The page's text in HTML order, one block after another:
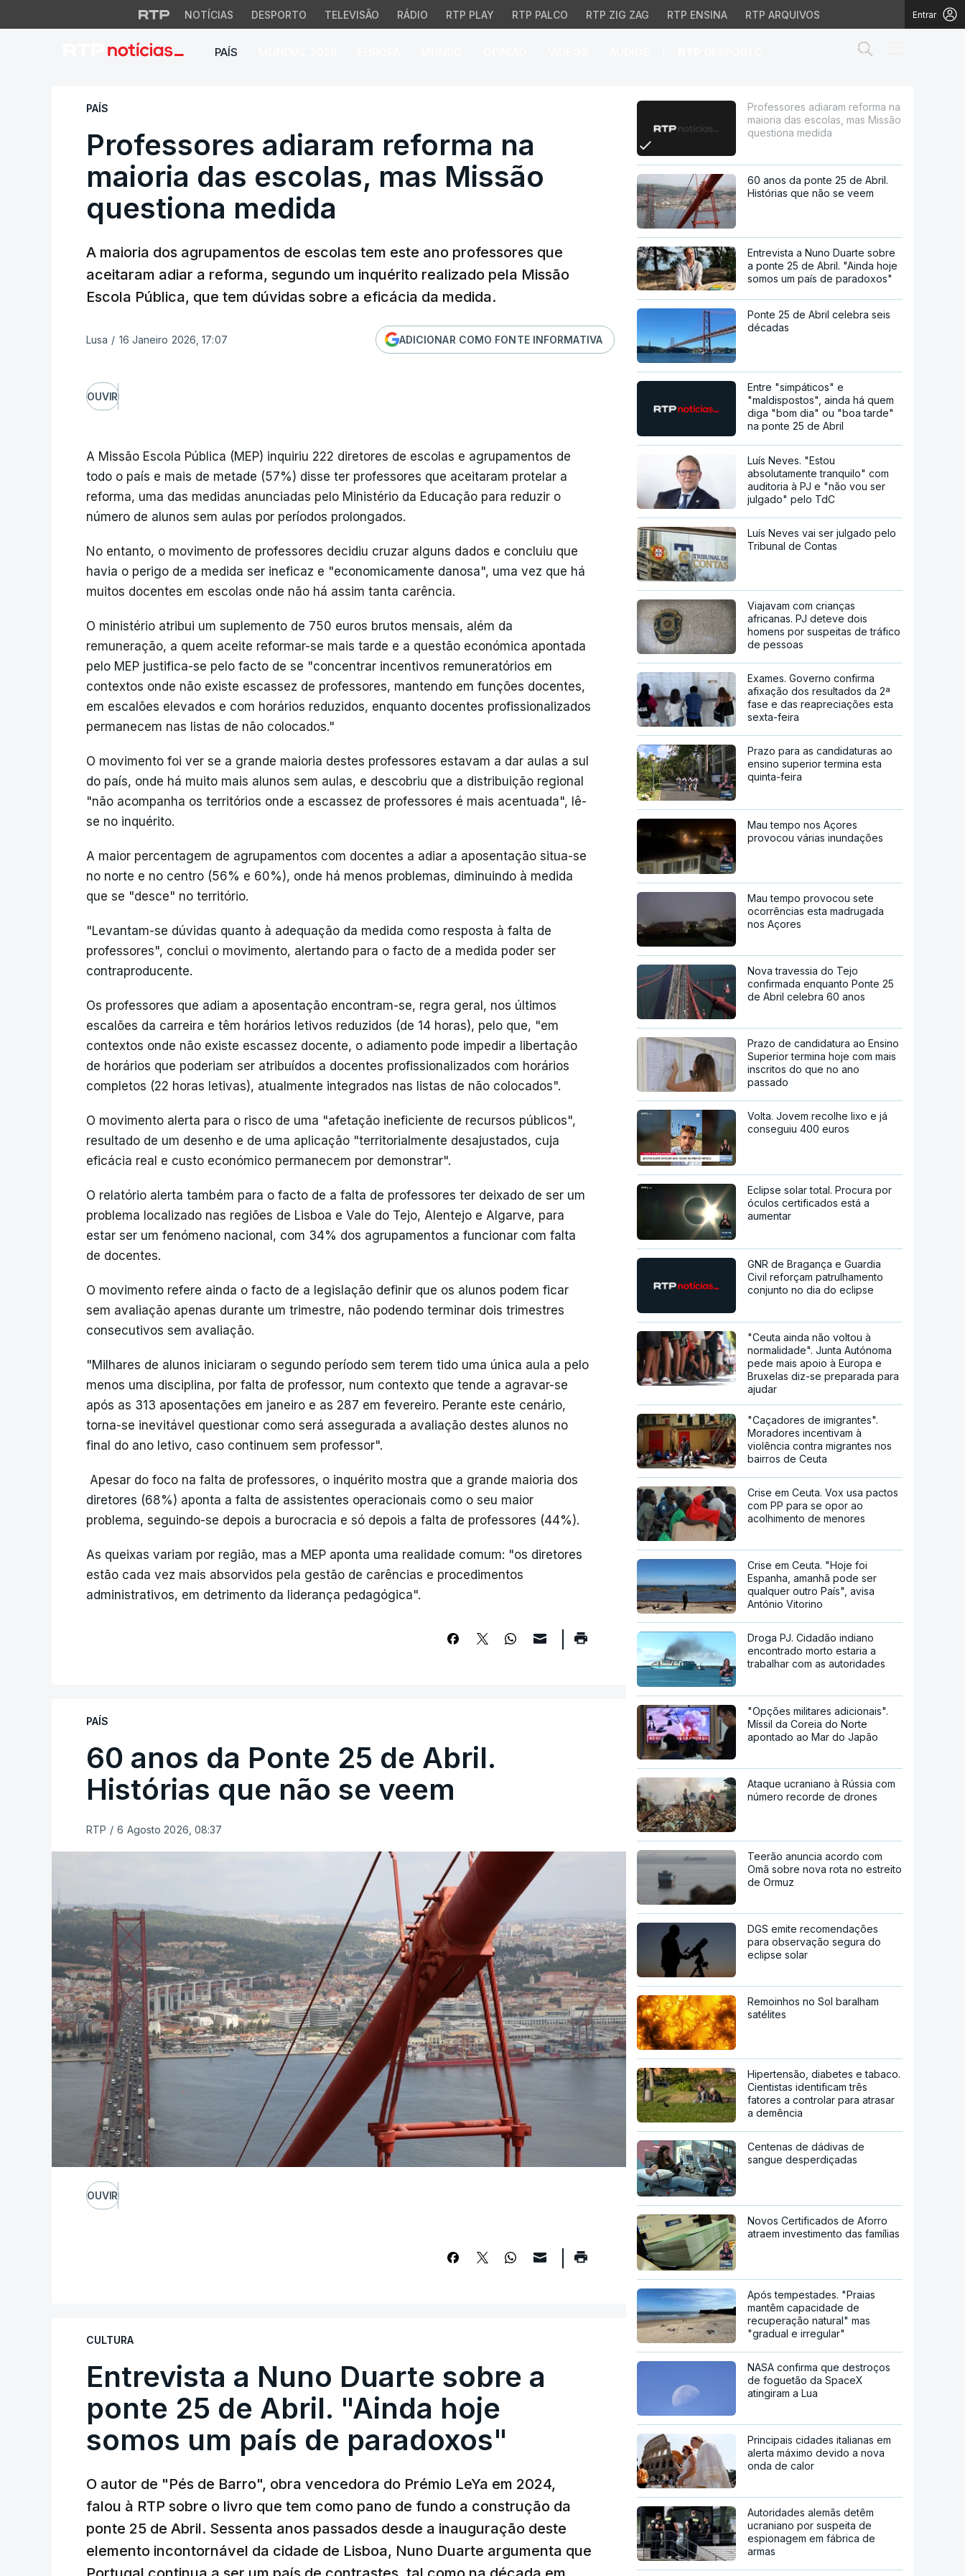
NOTÍCIAS DESPORTO TELEVISÃO RÁDIO RTP PLAY RTP PALCO RTP ZIG ZAG RTP ENSINA RTP ARQUIVOS Entrar
PAÍS
Professores adiaram reforma na maioria das escolas, mas
PAÍS
Professores adiaram reforma na
maioria das escolas, mas Missão
questiona medida
A maioria dos agrupamentos de escolas tem este ano professores que
aceitaram adiar a reforma, segundo um inquérito realizado pela Missão
Escola Pública, que tem dúvidas sobre a eficácia da medida.
Lusa / 16 Janeiro 2026, 17:07 ADICIONAR COMO FONTE INFORMATIVA
OUVIR
A Missão Escola Pública (MEP) inquiriu 222 diretores de escolas e agrupamentos de
todo o país e mais de metade (57%) disse ter professores que aceitaram protelar a
reforma, uma das medidas anunciadas pelo Ministério da Educação para reduzir o
número de alunos sem aulas por períodos prolongados.
No entanto, o movimento de professores decidiu cruzar alguns dados e concluiu que
havia o perigo de a medida ser ineficaz e "economicamente danosa", uma vez que há
muitos docentes em escolas onde não há assim tanta carência.
O ministério atribui um suplemento de 750 euros brutos mensais, além da
remuneração, a quem aceite reformar-se mais tarde e a questão económica apontada
pelo MEP justifica-se pelo facto de se "concentrar incentivos remuneratórios em
contextos onde não existe escassez de professores, mantendo em funções docentes,
em escalões elevados e com horários reduzidos, enquanto docentes profissionalizados
permanecem nas listas de não colocados."
O movimento foi ver se a grande maioria destes professores estavam a dar aulas a sul
do país, onde há muito mais alunos sem aulas, e descobriu que a distribuição regional
"não acompanha os territórios onde a escassez de professores é mais acentuada", lê-
se no inquérito.
A maior percentagem de agrupamentos com docentes a adiar a aposentação situa-se
no norte e no centro (56% e 60%), onde há menos problemas, diminuindo à medida
que se "desce" no território.
"Levantam-se dúvidas quanto à adequação da medida como resposta à falta de
professores", conclui o movimento, alertando para o facto de a medida poder ser
contraproducente.
Os professores que adiam a aposentação encontram-se, regra geral, nos últimos
escalões da carreira e têm horários letivos reduzidos (de 14 horas), pelo que, "em
contextos onde não existe escassez docente, o adiamento pode impedir a libertação
de horários que poderiam ser atribuídos a docentes profissionalizados com horários
completos (22 horas letivas), atualmente integrados nas listas de não colocados".
O movimento alerta para o risco de uma "afetação ineficiente de recursos públicos",
resultado de um desenho e de uma aplicação "territorialmente desajustados, cuja
eficácia real e custo económico permanecem por demonstrar".
O relatório alerta também para o facto de a falta de professores ter deixado de ser um
problema localizado nas regiões de Lisboa e Vale do Tejo, Alentejo e Algarve, para
estar ser um fenómeno nacional, com 34% dos agrupamentos a funcionar com falta
de docentes.
O movimento refere ainda o facto de a legislação definir que os alunos podem ficar
sem avaliação apenas durante um trimestre, não podendo terminar dois trimestres
consecutivos sem avaliação.
"Milhares de alunos iniciaram o segundo período sem terem tido uma única aula a pelo
menos uma disciplina, por falta de professor, num contexto que tende a agravar-se
após as 313 aposentações em janeiro e as 287 em fevereiro. Perante este cenário,
torna-se inevitável questionar como será assegurada a avaliação destes alunos no
final do ano letivo, caso continuem sem professor".
Apesar do foco na falta de professores, o inquérito mostra que a grande maioria dos
diretores (68%) aponta a falta de assistentes operacionais como o seu maior
problema, seguindo-se depois a burocracia e só depois a falta de professores (44%).
As queixas variam por região, mas a MEP aponta uma realidade comum: "os diretores
estão cada vez mais absorvidos pela gestão de carências e procedimentos
administrativos, em detrimento da liderança pedagógica".
PAÍS
60 anos da Ponte 25 de Abril.
Histórias que não se veem
RTP / 6 Agosto 2026, 08:37
OUVIR
CULTURA
Entrevista a Nuno Duarte sobre a
ponte 25 de Abril. "Ainda hoje
somos um país de paradoxos"
O autor de "Pés de Barro", obra vencedora do Prémio LeYa em 2024,
falou à RTP sobre o livro que tem como pano de fundo a construção da
ponte 25 de Abril. Sessenta anos passados desde a inauguração deste
elemento incontornável da cidade de Lisboa, Nuno Duarte argumenta que
Professores adiaram reforma na
maioria das escolas, mas Missão
questiona medida
60 anos da ponte 25 de Abril.
Histórias que não se veem
Entrevista a Nuno Duarte sobre
a ponte 25 de Abril. "Ainda hoje
somos um país de paradoxos"
Ponte 25 de Abril celebra seis
décadas
Entre "simpáticos" e
"maldispostos", ainda há quem
diga "bom dia" ou "boa tarde"
na ponte 25 de Abril
Luís Neves. "Estou
absolutamente tranquilo" com
auditoria à PJ e "não vou ser
julgado" pelo TdC
Luís Neves vai ser julgado pelo
Tribunal de Contas
Viajavam com crianças
africanas. PJ deteve dois
homens por suspeitas de tráfico
de pessoas
Exames. Governo confirma
afixação dos resultados da 2ª
fase e das reapreciações esta
sexta-feira
Prazo para as candidaturas ao
ensino superior termina esta
quinta-feira
Mau tempo nos Açores
provocou várias inundações
Mau tempo provocou sete
ocorrências esta madrugada
nos Açores
Nova travessia do Tejo
confirmada enquanto Ponte 25
de Abril celebra 60 anos
Prazo de candidatura ao Ensino
Superior termina hoje com mais
inscritos do que no ano
passado
Volta. Jovem recolhe lixo e já
conseguiu 400 euros
Eclipse solar total. Procura por
óculos certificados está a
aumentar
GNR de Bragança e Guardia
Civil reforçam patrulhamento
conjunto no dia do eclipse
"Ceuta ainda não voltou à
normalidade". Junta Autónoma
pede mais apoio à Europa e
Bruxelas diz-se preparada para
ajudar
"Caçadores de imigrantes".
Moradores incentivam à
violência contra migrantes nos
bairros de Ceuta
Crise em Ceuta. Vox usa pactos
com PP para se opor ao
acolhimento de menores
Crise em Ceuta. "Hoje foi
Espanha, amanhã pode ser
qualquer outro País", avisa
António Vitorino
Droga PJ. Cidadão indiano
encontrado morto estaria a
trabalhar com as autoridades
"Opções militares adicionais".
Míssil da Coreia do Norte
apontado ao Mar do Japão
Ataque ucraniano à Rússia com
número recorde de drones
Teerão anuncia acordo com
Omã sobre nova rota no estreito
de Ormuz
DGS emite recomendações
para observação segura do
eclipse solar
Remoinhos no Sol baralham
satélites
Hipertensão, diabetes e tabaco.
Cientistas identificam três
fatores a controlar para atrasar
a demência
Centenas de dádivas de
sangue desperdiçadas
Novos Certificados de Aforro
atraem investimento das famílias
Após tempestades. "Praias
mantêm capacidade de
recuperação natural" mas
"gradual e irregular"
NASA confirma que destroços
de foguetão da SpaceX
atingiram a Lua
Principais cidades italianas em
alerta máximo devido a nova
onda de calor
Autoridades alemãs detêm
ucraniano por suspeita de
espionagem em fábrica de
armas